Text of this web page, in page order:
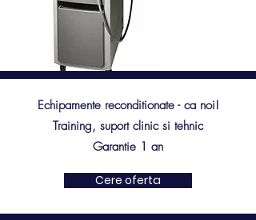
Echipamente reconditionate - ca noi!
Training, suport clinic si tehnic
Garantie 1 an
Cere oferta